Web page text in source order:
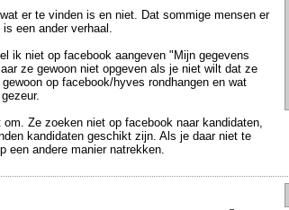
er te vinden is en niet. Dat sommige mensen er
een ander verhaal.
ik niet op facebook aangeven "Mijn gegevens
ze gewoon niet opgeven als je niet wilt dat ze
op facebook/hyves rondhangen en wat
om. Ze zoeken niet op facebook naar kandidaten,
kandidaten geschikt zijn. Als je daar niet te
een andere manier natrekken.